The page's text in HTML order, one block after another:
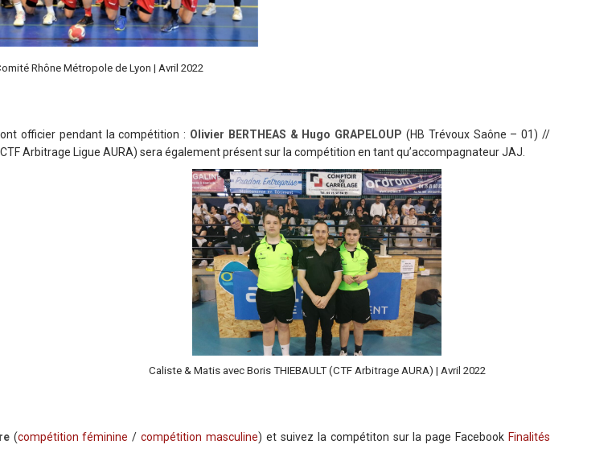
Rhône Métropole de Lyon | Avril 2022
officier pendant la compétition : Olivier BERTHEAS & Hugo GRAPELOUP (HB Trévoux Saône – 01) //
Arbitrage Ligue AURA) sera également présent sur la compétition en tant qu’accompagnateur JAJ.
Caliste & Matis avec Boris THIEBAULT (CTF Arbitrage AURA) | Avril 2022
(compétition féminine /compétition masculine) et suivez la compétiton sur la page Facebook Finalités